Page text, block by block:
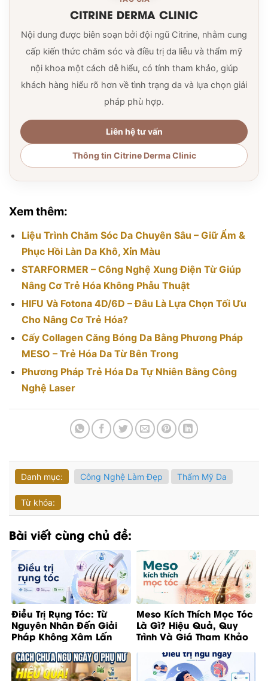
CITRINE DERMA CLINIC
Nội dung được biên soạn bởi đội ngũ Citrine, nhằm cung
cấp kiến thức chăm sóc và điều trị da liễu và thẩm mỹ
nội khoa một cách dễ hiểu, có tính tham khảo, giúp
khách hàng hiểu rõ hơn về tình trạng da và lựa chọn giải
pháp phù hợp.
Liên hệ tư vấn
Thông tin Citrine Derma Clinic
Xem thêm:
Liệu Trình Chăm Sóc Da Chuyên Sâu – Giữ Ẩm &
Phục Hồi Làn Da Khô, Xỉn Màu
STARFORMER – Công Nghệ Xung Điện Từ Giúp
Nâng Cơ Trẻ Hóa Không Phẫu Thuật
HIFU Và Fotona 4D/6D – Đâu Là Lựa Chọn Tối Ưu
Cho Nâng Cơ Trẻ Hóa?
Cấy Collagen Căng Bóng Da Bằng Phương Pháp
MESO – Trẻ Hóa Da Từ Bên Trong
Phương Pháp Trẻ Hóa Da Tự Nhiên Bằng Công
Nghệ Laser
Danh mục: Công Nghệ Làm Đẹp Thẩm Mỹ Da
Từ khóa:
Bài viết cùng chủ đề:
Điều Trị Rụng Tóc: Từ
Nguyên Nhân Đến Giải
Pháp Không Xâm Lấn
Meso Kích Thích Mọc Tóc
Là Gì? Hiệu Quả, Quy
Trình Và Giá Tham Khảo